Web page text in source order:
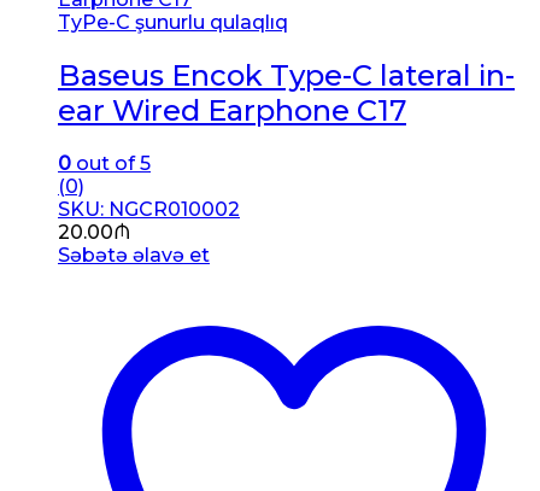
TyPe-C şunurlu qulaqlıq
Baseus Encok Type-C lateral in-
ear Wired Earphone C17
0 out of 5
(0)
SKU: NGCR010002
20.00₼
Səbətə əlavə et